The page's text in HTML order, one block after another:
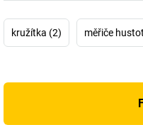
kružítka (2) měřiče